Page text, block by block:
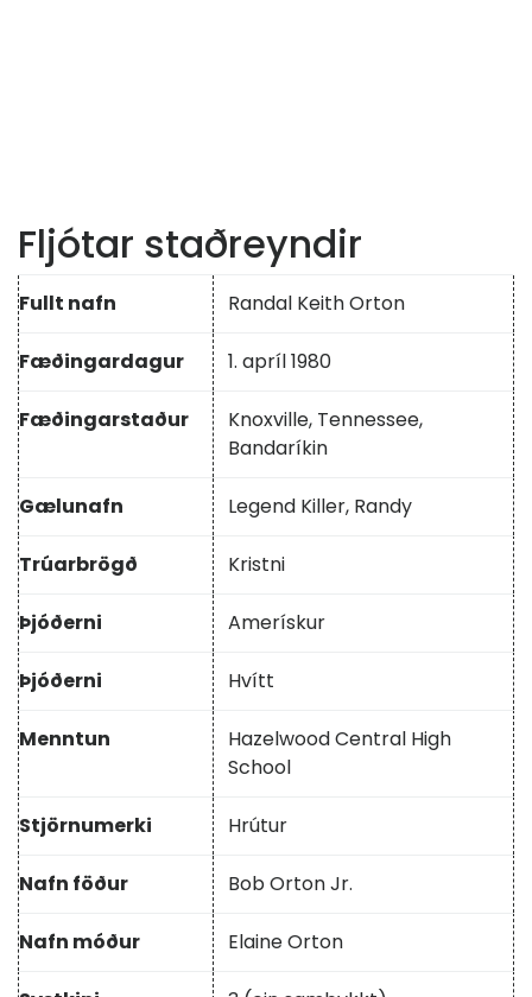
Fljótar staðreyndir
Fullt nafn Randal Keith Orton
Fæðingardagur 1. apríl 1980
Fæðingarstaður
Knoxville, Tennessee,
Bandaríkin
Gælunafn Legend Killer, Randy
Trúarbrögð Kristni
Þjóðerni Amerískur
Þjóðerni Hvítt
Menntun
Hazelwood Central High
School
Stjörnumerki Hrútur
Nafn föður Bob Orton Jr.
Nafn móður Elaine Orton